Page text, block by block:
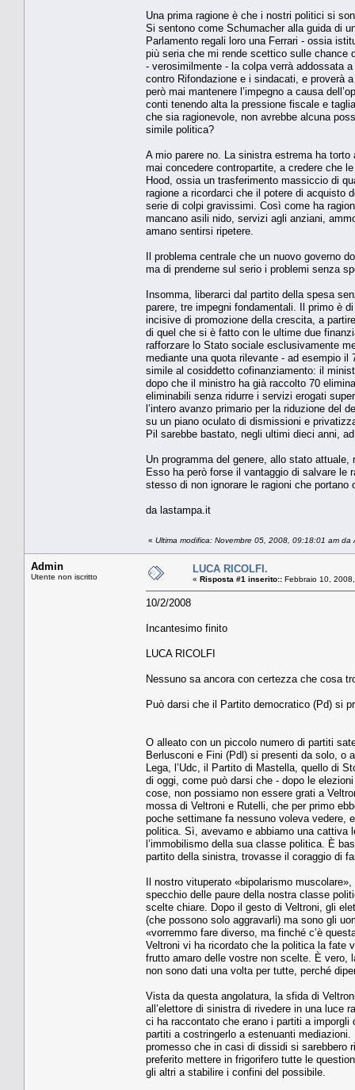
Una prima ragione è che i nostri politici si
Si sentono come Schumacher alla guida di
Parlamento regali loro una Ferrari - ossia
più seria che mi rende scettico sulle chance
- verosimilmente - la colpa verrà addossata
contro Rifondazione e i sindacati, e proverà
però mai mantenere l’impegno a causa
conti tenendo alta la pressione fiscale e
che sia ragionevole, non avrebbe alcuna
simile politica?
A mio parere no. La sinistra estrema ha
mai concedere contropartite, a credere che
Hood, ossia un trasferimento massiccio di
ragione a ricordarci che il potere di acquisto
serie di colpi gravissimi. Così come ha
mancano asili nido, servizi agli anziani,
amano sentirsi ripetere.
Il problema centrale che un nuovo governo
ma di prenderne sul serio i problemi senza
Insomma, liberarci dal partito della spesa
parere, tre impegni fondamentali. Il primo è
incisive di promozione della crescita, a
di quel che si è fatto con le ultime due
rafforzare lo Stato sociale esclusivamente
mediante una quota rilevante - ad esempio
simile al cosiddetto cofinanziamento: il
dopo che il ministro ha già raccolto 70
eliminabili senza ridurre i servizi erogati
l’intero avanzo primario per la riduzione del
su un piano oculato di dismissioni e
Pil sarebbe bastato, negli ultimi dieci anni,
Un programma del genere, allo stato
Esso ha però forse il vantaggio di salvare le
stesso di non ignorare le ragioni che
da lastampa.it
« Ultima modifica: Novembre 05, 2008, 09:18:01 am da
Admin
Utente non iscritto
LUCA RICOLFI.
« Risposta #1 inserito:: Febbraio 10,
10/2/2008
Incantesimo finito
LUCA RICOLFI
Nessuno sa ancora con certezza che cosa
Può darsi che il Partito democratico (Pd) si
O alleato con un piccolo numero di partiti
Berlusconi e Fini (Pdl) si presenti da solo, o
Lega, l’Udc, il Partito di Mastella, quello di
di oggi, come può darsi che - dopo le
cose, non possiamo non essere grati a
mossa di Veltroni e Rutelli, che per primo
poche settimane fa nessuno voleva vedere,
politica. Sì, avevamo e abbiamo una cattiva
l’immobilismo della sua classe politica. È
partito della sinistra, trovasse il coraggio di
Il nostro vituperato «bipolarismo
specchio delle paure della nostra classe
scelte chiare. Dopo il gesto di Veltroni, gli
(che possono solo aggravarli) ma sono gli
«vorremmo fare diverso, ma finché c’è
Veltroni vi ha ricordato che la politica la fate
frutto amaro delle vostre non scelte. È vero,
non sono dati una volta per tutte, perché
Vista da questa angolatura, la sfida di
all’elettore di sinistra di rivedere in una luce
ci ha raccontato che erano i partiti a imporgli
partiti a costringerlo a estenuanti
promesso che in casi di dissidi si sarebbero
preferito mettere in frigorifero tutte le
gli altri a stabilire i confini del possibile.